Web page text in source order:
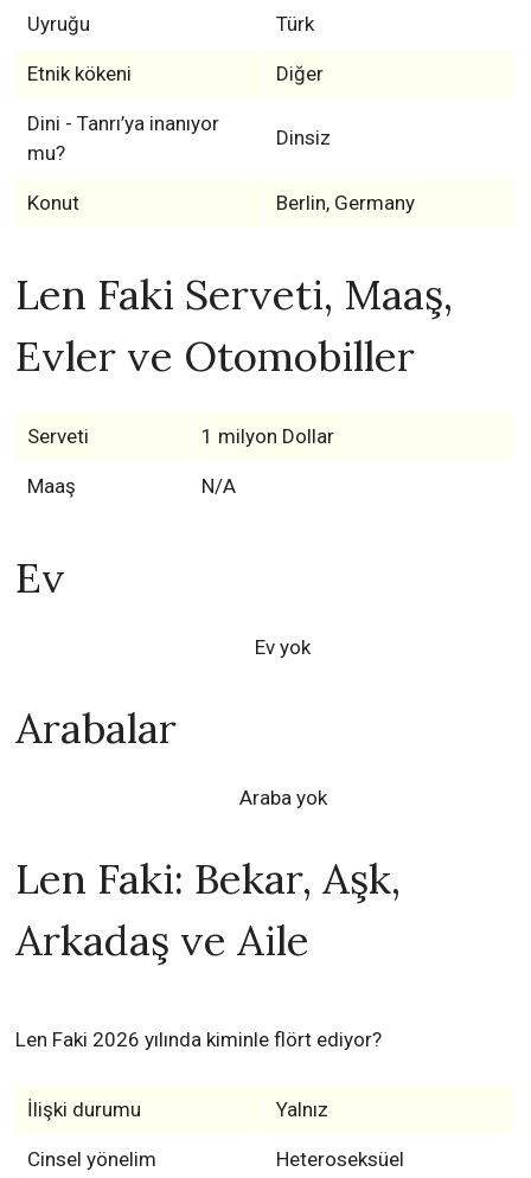
Uyruğu Türk
Etnik kökeni Diğer
Dini - Tanrı’ya inanıyor
mu?
Dinsiz
Konut Berlin, Germany
Len Faki Serveti, Maaş,
Evler ve Otomobiller
Serveti 1 milyon Dollar
Maaş N/A
Ev
Ev yok
Arabalar
Araba yok
Len Faki: Bekar, Aşk,
Arkadaş ve Aile
Len Faki 2026 yılında kiminle flört ediyor?
İlişki durumu Yalnız
Cinsel yönelim Heteroseksüel